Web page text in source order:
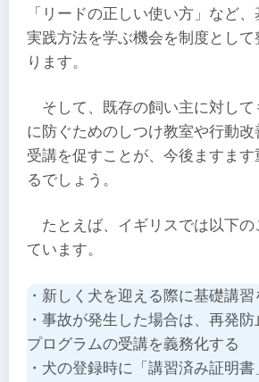
「リードの正しい使い方」など
実践方法を学ぶ機会を制度とし
ります。
そして、既存の飼い主に対し
に防ぐためのしつけ教室や行動
受講を促すことが、今後ますます
るでしょう。
たとえば、イギリスでは以下
ています。
・新しく犬を迎える際に基礎講
・事故が発生した場合は、再発
プログラムの受講を義務化する
・犬の登録時に「講習済み証明